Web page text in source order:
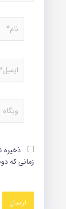
وبگاه
ذخیره
زمانی که